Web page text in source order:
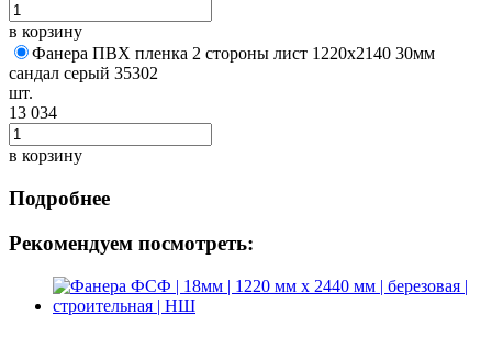
в корзину
Фанера ПВХ пленка 2 стороны лист 1220х2140 30мм
сандал серый 35302
шт.
13 034
в корзину
Подробнее
Рекомендуем посмотреть: